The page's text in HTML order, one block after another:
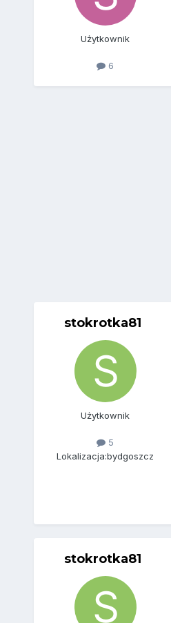
Użytkownik
6
stokrotka81
Użytkownik
5
Lokalizacja:bydgoszcz
stokrotka81